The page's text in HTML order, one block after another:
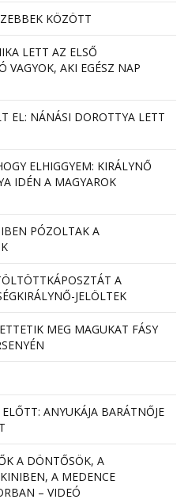
KÖZÖTT
LETT AZ ELSŐ
VAGYOK, AKI EGÉSZ NAP
EL: NÁNÁSI DOROTTYA LETT
ELHIGGYEM: KIRÁLYNŐ
IDÉN A MAGYAROK
PÓZOLTAK A
A
JELÖLTEK
MEG MAGUKAT FÁSY
ANYUKÁJA BARÁTNŐJE
A DÖNTŐSÖK, A
A MEDENCE
– VIDEÓ